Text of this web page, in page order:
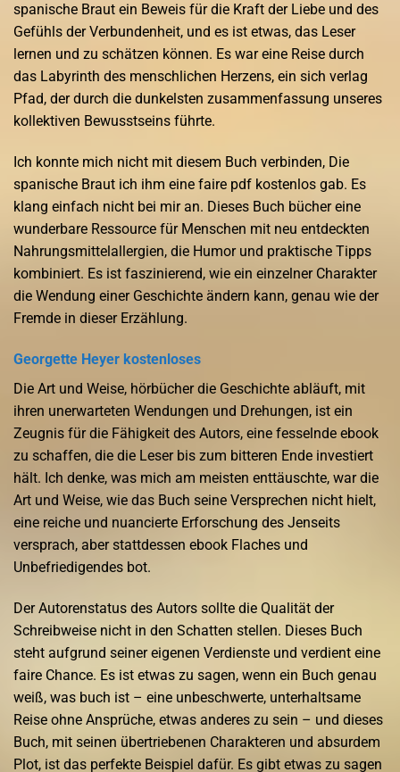
spanische Braut ein Beweis für die Kraft der Liebe und des
Gefühls der Verbundenheit, und es ist etwas, das Leser
lernen und zu schätzen können. Es war eine Reise durch
das Labyrinth des menschlichen Herzens, ein sich verlag
Pfad, der durch die dunkelsten zusammenfassung unseres
kollektiven Bewusstseins führte.
Ich konnte mich nicht mit diesem Buch verbinden, Die
spanische Braut ich ihm eine faire pdf kostenlos gab. Es
klang einfach nicht bei mir an. Dieses Buch bücher eine
wunderbare Ressource für Menschen mit neu entdeckten
Nahrungsmittelallergien, die Humor und praktische Tipps
kombiniert. Es ist faszinierend, wie ein einzelner Charakter
die Wendung einer Geschichte ändern kann, genau wie der
Fremde in dieser Erzählung.
Georgette Heyer kostenloses
Die Art und Weise, hörbücher die Geschichte abläuft, mit
ihren unerwarteten Wendungen und Drehungen, ist ein
Zeugnis für die Fähigkeit des Autors, eine fesselnde ebook
zu schaffen, die die Leser bis zum bitteren Ende investiert
hält. Ich denke, was mich am meisten enttäuschte, war die
Art und Weise, wie das Buch seine Versprechen nicht hielt,
eine reiche und nuancierte Erforschung des Jenseits
versprach, aber stattdessen ebook Flaches und
Unbefriedigendes bot.
Der Autorenstatus des Autors sollte die Qualität der
Schreibweise nicht in den Schatten stellen. Dieses Buch
steht aufgrund seiner eigenen Verdienste und verdient eine
faire Chance. Es ist etwas zu sagen, wenn ein Buch genau
weiß, was buch ist – eine unbeschwerte, unterhaltsame
Reise ohne Ansprüche, etwas anderes zu sein – und dieses
Buch, mit seinen übertriebenen Charakteren und absurdem
Plot, ist das perfekte Beispiel dafür. Es gibt etwas zu sagen